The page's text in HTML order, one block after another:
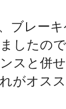
ブレー
したの
スと併
がオス